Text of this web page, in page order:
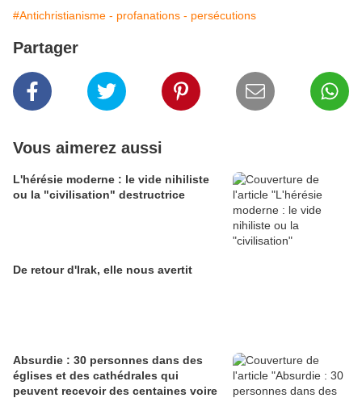
#Antichristianisme - profanations - persécutions
Partager
Vous aimerez aussi
L'hérésie moderne : le vide nihiliste
ou la "civilisation" destructrice
De retour d'Irak, elle nous avertit
Absurdie : 30 personnes dans des
églises et des cathédrales qui
peuvent recevoir des centaines voire